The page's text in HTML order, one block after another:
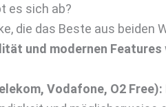
es sich ab?
die das Beste aus beiden
und modernen Features
Vodafone, O2 Free):